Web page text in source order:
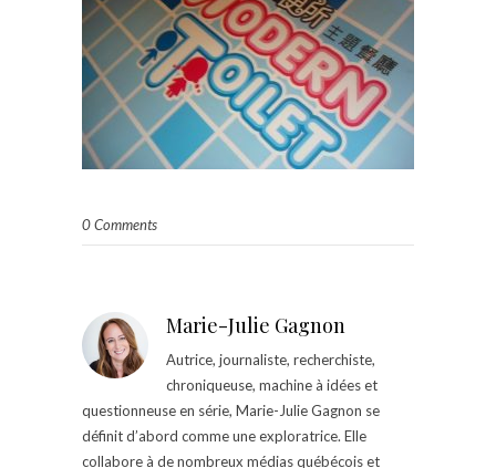
0 Comments
Marie-Julie Gagnon
Autrice, journaliste, recherchiste,
chroniqueuse, machine à idées et
questionneuse en série, Marie-Julie Gagnon se
définit d’abord comme une exploratrice. Elle
collabore à de nombreux médias québécois et